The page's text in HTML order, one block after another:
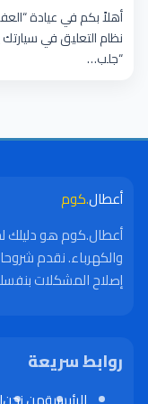
أهلاً بكم في عيادة
نظام التعليق في
“جلب…
أعطال.كوم
أعطال.كوم هو دليلك
والكهرباء. نقدم
إصلاح المشكلات
روابط سريعة